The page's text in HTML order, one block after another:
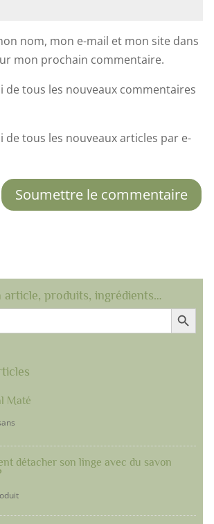
nom, mon e-mail et mon site dans
mon prochain commentaire.
de tous les nouveaux commentaires
de tous les nouveaux articles par e-
Soumettre le commentaire
article, produits, ingrédients…
Search Button
Maté
détacher son linge avec du savon